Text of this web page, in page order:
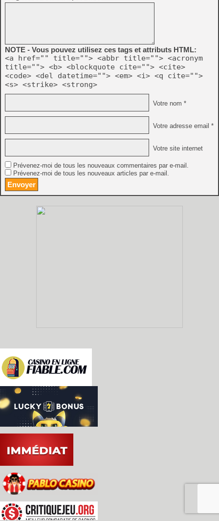
NOTE - Vous pouvez utilisez ces tags et attributs HTML:
<a href="" title=""> <abbr title=""> <acronym
title=""> <b> <blockquote cite=""> <cite>
<code> <del datetime=""> <em> <i> <q cite="">
<s> <strike> <strong>
Votre nom *
Votre adresse email *
Votre site internet
Prévenez-moi de tous les nouveaux commentaires par e-mail.
Prévenez-moi de tous les nouveaux articles par e-mail.